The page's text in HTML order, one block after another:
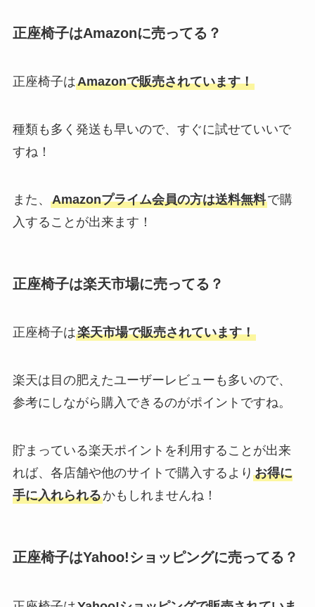
正座椅子はAmazonに売ってる？
正座椅子はAmazonで販売されています！
種類も多く発送も早いので、すぐに試せていいで
すね！
また、 Amazonプライム会員の方は送料無料で購
入することが出来ます！
正座椅子は楽天市場に売ってる？
正座椅子は楽天市場で販売されています！
楽天は目の肥えたユーザーレビューも多いので、
参考にしながら購入できるのがポイントですね。
貯まっている楽天ポイントを利用することが出来
れば、各店舗や他のサイトで購入するより お得に
手に入れられるかもしれませんね！
正座椅子はYahoo!ショッピングに売ってる？